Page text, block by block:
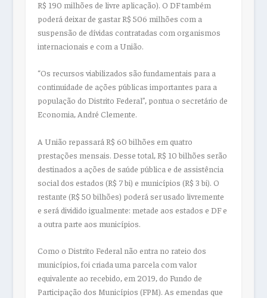
R$ 190 milhões de livre aplicação). O DF também
poderá deixar de gastar R$ 506 milhões com a
suspensão de dívidas contratadas com organismos
internacionais e com a União.
“Os recursos viabilizados são fundamentais para a
continuidade de ações públicas importantes para a
população do Distrito Federal”, pontua o secretário de
Economia, André Clemente.
A União repassará R$ 60 bilhões em quatro
prestações mensais. Desse total, R$ 10 bilhões serão
destinados a ações de saúde pública e de assistência
social dos estados (R$ 7 bi) e municípios (R$ 3 bi). O
restante (R$ 50 bilhões) poderá ser usado livremente
e será dividido igualmente: metade aos estados e DF e
a outra parte aos municípios.
Como o Distrito Federal não entra no rateio dos
municípios, foi criada uma parcela com valor
equivalente ao recebido, em 2019, do Fundo de
Participação dos Municípios (FPM). As emendas que